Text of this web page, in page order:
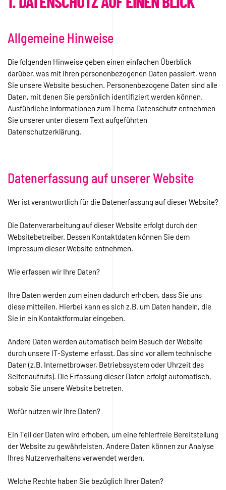
Allgemeine Hinweise
Die folgenden Hinweise geben einen einfachen Überblick
darüber, was mit Ihren personenbezogenen Daten passiert, wenn
Sie unsere Website besuchen. Personenbezogene Daten sind alle
Daten, mit denen Sie persönlich identifiziert werden können.
Ausführliche Informationen zum Thema Datenschutz entnehmen
Sie unserer unter diesem Text aufgeführten
Datenschutzerklärung.
Datenerfassung auf unserer Website
Wer ist verantwortlich für die Datenerfassung auf dieser Website?
Die Datenverarbeitung auf dieser Website erfolgt durch den
Websitebetreiber. Dessen Kontaktdaten können Sie dem
Impressum dieser Website entnehmen.
Wie erfassen wir Ihre Daten?
Ihre Daten werden zum einen dadurch erhoben, dass Sie uns
diese mitteilen. Hierbei kann es sich z.B. um Daten handeln, die
Sie in ein Kontaktformular eingeben.
Andere Daten werden automatisch beim Besuch der Website
durch unsere IT-Systeme erfasst. Das sind vor allem technische
Daten (z.B. Internetbrowser, Betriebssystem oder Uhrzeit des
Seitenaufrufs). Die Erfassung dieser Daten erfolgt automatisch,
sobald Sie unsere Website betreten.
Wofür nutzen wir Ihre Daten?
Ein Teil der Daten wird erhoben, um eine fehlerfreie Bereitstellung
der Website zu gewährleisten. Andere Daten können zur Analyse
Ihres Nutzerverhaltens verwendet werden.
Welche Rechte haben Sie bezüglich Ihrer Daten?